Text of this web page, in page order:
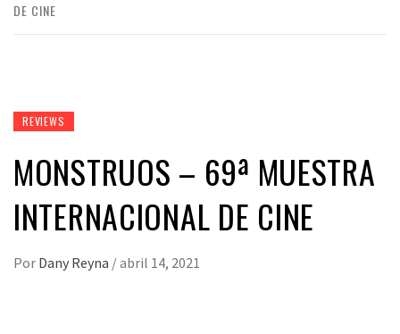
DE CINE
REVIEWS
MONSTRUOS – 69ª MUESTRA
INTERNACIONAL DE CINE
Por Dany Reyna /abril 14, 2021